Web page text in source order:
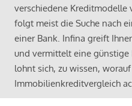
verschiedene Kreditmodelle
folgt meist die Suche nach
einer Bank. Infina greift
und vermittelt eine günstige
lohnt sich, zu wissen,
Immobilienkreditvergleich